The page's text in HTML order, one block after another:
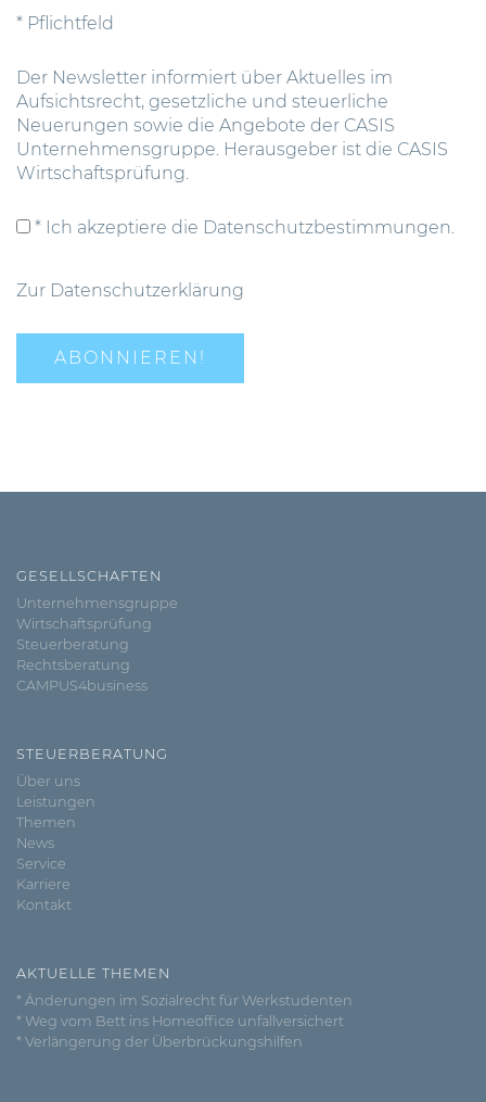
* Pflichtfeld
Der Newsletter informiert über Aktuelles im
Aufsichtsrecht, gesetzliche und steuerliche
Neuerungen sowie die Angebote der CASIS
Unternehmensgruppe. Herausgeber ist die CASIS
Wirtschaftsprüfung.
* Ich akzeptiere die Datenschutzbestimmungen.
Zur Datenschutzerklärung
GESELLSCHAFTEN
Unternehmensgruppe
Wirtschaftsprüfung
Steuerberatung
Rechtsberatung
CAMPUS4business
STEUERBERATUNG
Über uns
Leistungen
Themen
News
Service
Karriere
Kontakt
AKTUELLE THEMEN
* Änderungen im Sozialrecht für Werkstudenten
* Weg vom Bett ins Homeoffice unfallversichert
* Verlängerung der Überbrückungshilfen